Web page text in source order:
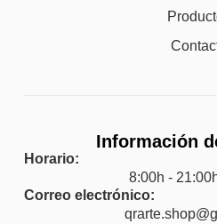
Información
Horario:
8:00h -
Correo electrónico: